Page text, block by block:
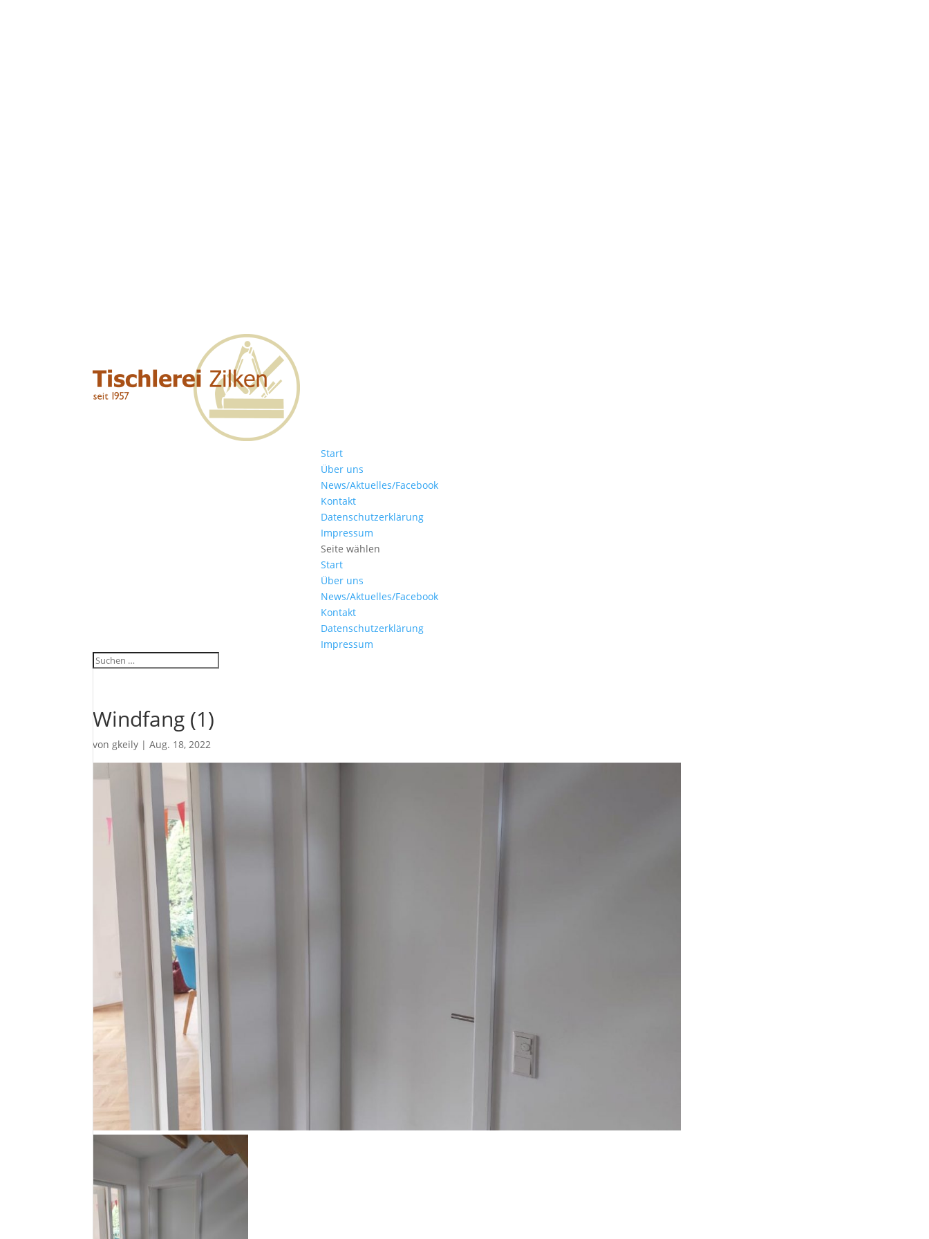
Start
Über uns
News/Aktuelles/Facebook
Kontakt
Datenschutzerklärung
Impressum
Seite wählen
Start
Über uns
News/Aktuelles/Facebook
Kontakt
Datenschutzerklärung
Impressum
Windfang (1)
vongkeily |Aug. 18, 2022